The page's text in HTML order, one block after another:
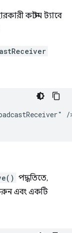
কাস্টম ট্যাবে
/
পদ্ধতিতে,
করুন এবং একটি